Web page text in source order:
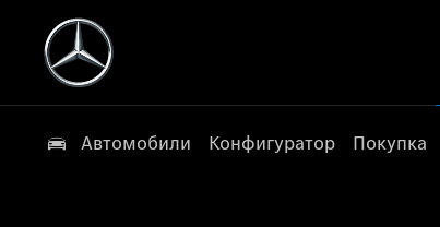
Автомобили Конфигуратор Покупка